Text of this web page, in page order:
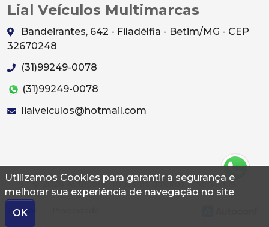
Utilizamos Cookies para garantir a segurança e
melhorar sua experiência de navegação no site
OK
Lial Veículos Multimarcas
Bandeirantes, 642 - Filadélfia - Betim/MG - CEP
32670248
(31)99249-0078
(31)99249-0078
lialveiculos@hotmail.com
© 2026 Autoconf. Todos os direitos reservados.
Termos